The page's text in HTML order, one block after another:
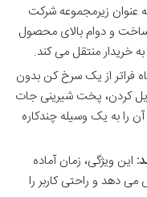
عنوان زیرمجموعه شرکت
ساخت و دوام بالای محصول
خریدار منتقل می کند.
فراتر از یک سرخ کن بدون
کردن، پخت شیرینی جات
را به یک وسیله چندکاره
این ویژگی، زمان آماده
دهد و راحتی کاربر را